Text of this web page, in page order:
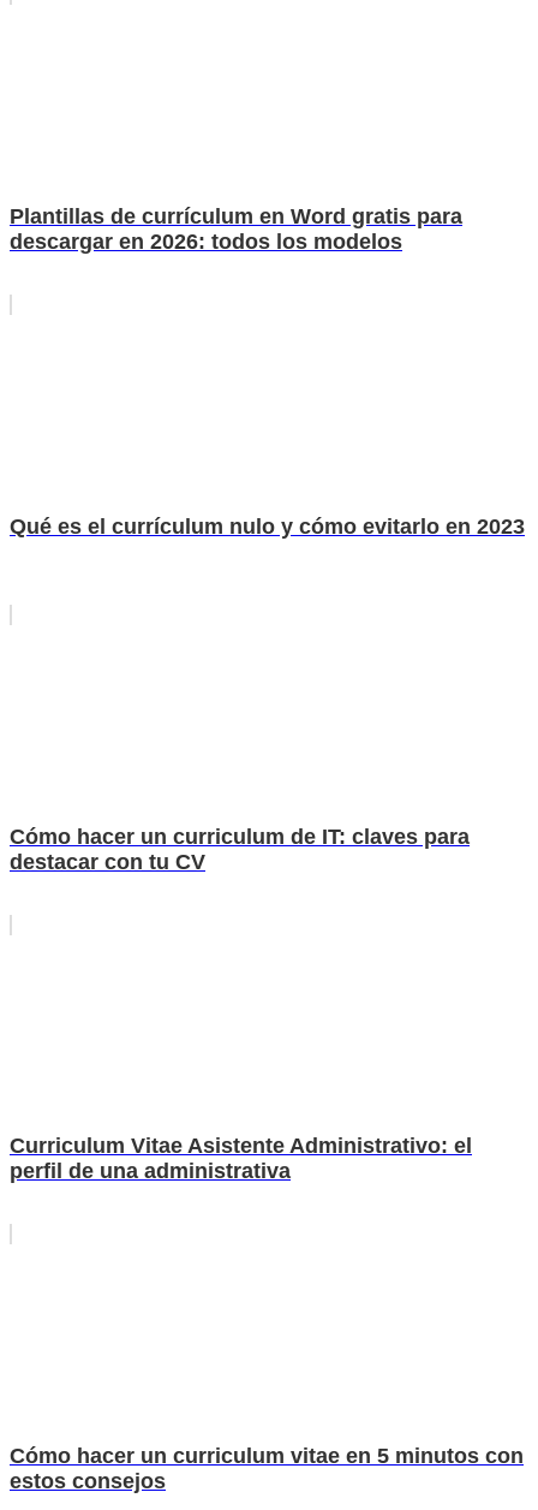
Plantillas de currículum en Word gratis para
descargar en 2026: todos los modelos
Qué es el currículum nulo y cómo evitarlo en 2023
Cómo hacer un curriculum de IT: claves para
destacar con tu CV
Curriculum Vitae Asistente Administrativo: el
perfil de una administrativa
Cómo hacer un curriculum vitae en 5 minutos con
estos consejos